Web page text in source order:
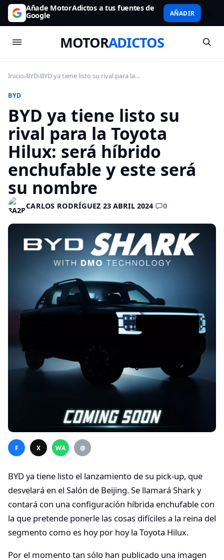
Añade MotorAdictos a tus fuentes de
Google AÑADIR
MOTORADICTOS
Inicio›BYD›BYD ya tiene listo su rival para la...
BYD
BYD ya tiene listo su
rival para la Toyota
Hilux: será híbrido
enchufable y este será
su nombre
CARLOS RODRÍGUEZ·23 ABRIL 2024· 0
F X WA @
BYD ya tiene listo el lanzamiento de su pick-up, que
desvelará en el Salón de Beijing. Se llamará Shark y
contará con una configuración híbrida enchufable con
la que pretende ponerle las cosas difíciles a la reina del
segmento como es hoy por hoy la Toyota Hilux.
Por el momento tan sólo han publicado una imagen